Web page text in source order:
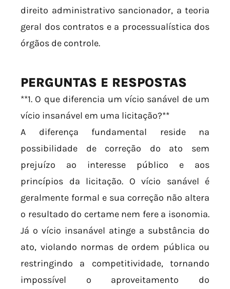
direito administrativo sancionador, a teoria
geral dos contratos e a processualística dos
órgãos de controle.
PERGUNTAS E RESPOSTAS
**1. O que diferencia um vício sanável de um
vício insanável em uma licitação?**
A diferença fundamental reside na
possibilidade de correção do ato sem
prejuízo ao interesse público e aos
princípios da licitação. O vício sanável é
geralmente formal e sua correção não altera
o resultado do certame nem fere a isonomia.
Já o vício insanável atinge a substância do
ato, violando normas de ordem pública ou
restringindo a competitividade, tornando
impossível o aproveitamento do